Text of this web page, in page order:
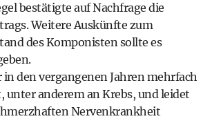
bestätigte auf Nachfrage die
Weitere Auskünfte zum
des Komponisten sollte es
in den vergangenen Jahren mehrfach
unter anderem an Krebs, und leidet
Nervenkrankheit